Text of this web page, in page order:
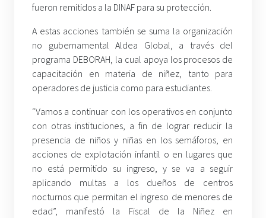
fueron remitidos a la DINAF para su protección.
A estas acciones también se suma la organización
no gubernamental Aldea Global, a través del
programa DEBORAH, la cual apoya los procesos de
capacitación en materia de niñez, tanto para
operadores de justicia como para estudiantes.
“Vamos a continuar con los operativos en conjunto
con otras instituciones, a fin de lograr reducir la
presencia de niños y niñas en los semáforos, en
acciones de explotación infantil o en lugares que
no está permitido su ingreso, y se va a seguir
aplicando multas a los dueños de centros
nocturnos que permitan el ingreso de menores de
edad”, manifestó la Fiscal de la Niñez en